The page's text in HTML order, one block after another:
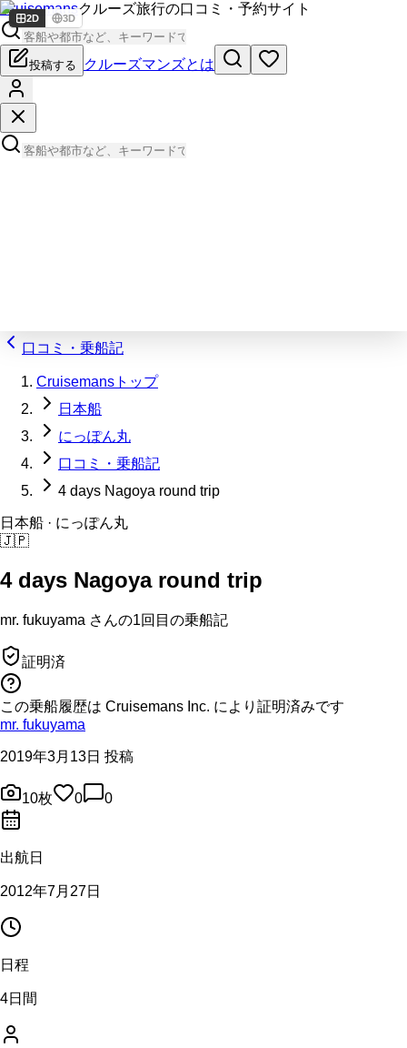
Cruisemansクルーズ旅行の口コミ・予約サイト
投稿する クルーズマンズとは
口コミ・乗船記
Cruisemansトップ
日本船
にっぽん丸
口コミ・乗船記
4 days Nagoya round trip
日本船 · にっぽん丸
🇯🇵
4 days Nagoya round trip
mr. fukuyama さんの1回目の乗船記
証明済
この乗船履歴は Cruisemans Inc. により証明済みです
mr. fukuyama
2019年3月13日 投稿
10枚 0 0
出航日
2012年7月27日
日程
4日間
2D 3D